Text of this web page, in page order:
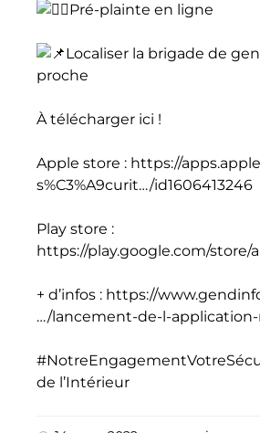
Pré-plainte en ligne
Localiser la brigade de
proche
À télécharger ici !
Apple store : https://
s%C3%A9curit…/id1606413246
Play store :
https://play.google.com/store/
+ d’infos : https://
…/lancement-de-l-
de l’Intérieur